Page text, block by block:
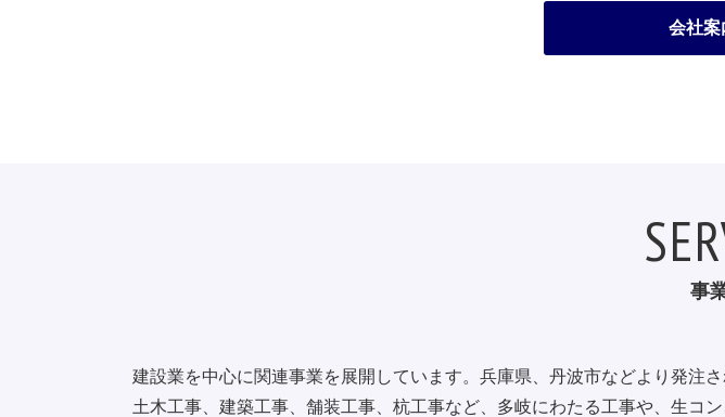
会社案
事
建設業を中心に関連事業を展開しています。兵庫県、丹波市などより発注さ
土木工事、建築工事、舗装工事、杭工事など、多岐にわたる工事や、生コ